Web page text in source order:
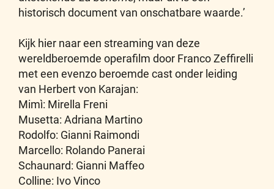
historisch document van onschatbare waarde.’
Kijk hier naar een streaming van deze
wereldberoemde operafilm door Franco Zeffirelli
met een evenzo beroemde cast onder leiding
van Herbert von Karajan:
Mimì: Mirella Freni
Musetta: Adriana Martino
Rodolfo: Gianni Raimondi
Marcello: Rolando Panerai
Schaunard: Gianni Maffeo
Colline: Ivo Vinco